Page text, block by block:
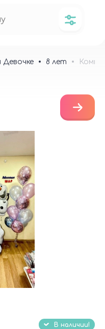
Девочке 8 лет
В наличии!